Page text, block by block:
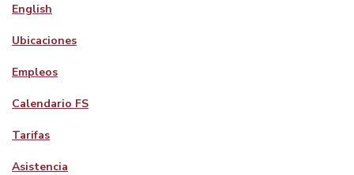
English
Ubicaciones
Empleos
Calendario FS
Tarifas
Asistencia